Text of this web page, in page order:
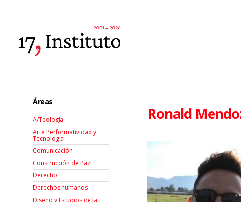
Ronald
Áreas
A/Teología
Arte Performatividad y
Tecnología
Comunicación
Construcción de Paz
Derecho
Derechos humanos
Diseño y Estudios de la